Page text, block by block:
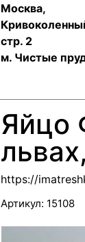
Москва,
стр. 2
м. Чистые
Яйцо
львах,
https://
Артикул: 15108